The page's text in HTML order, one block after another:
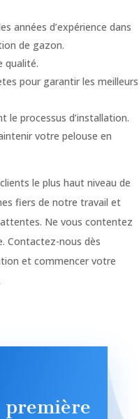
années d’expérience dans
de gazon.
qualité.
pour garantir les meilleurs
processus d’installation.
votre pelouse en
le plus haut niveau de
fiers de notre travail et
Ne vous contentez
Contactez-nous dès
et commencer votre
première
By sharing
your
interests and
behavior as
you visit our
increase the
chance of
seeing
offers.